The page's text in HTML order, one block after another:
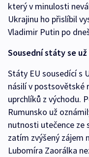
který v minulosti
Ukrajinu ho přislíbil
Vladimir Putin po
Sousední státy se
Státy EU sousedící s
násilí v postsovětské
uprchlíků z východu.
Rumunsko už
nutnosti utečence ze
zatím zvýšený zájem
Lubomíra Zaorálka